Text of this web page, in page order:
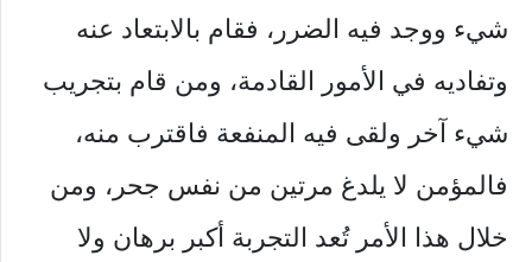
شيء ووجد فيه الضرر، فقام بالابتعاد عنه
وتفاديه في الأمور القادمة، ومن قام بتجريب
شيء آخر ولقى فيه المنفعة فاقترب منه،
فالمؤمن لا يلدغ مرتين من نفس جحر، ومن
خلال هذا الأمر تُعد التجربة أكبر برهان ولا